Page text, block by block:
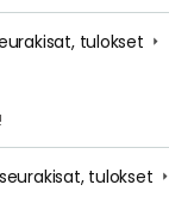
tulokset
tulokset